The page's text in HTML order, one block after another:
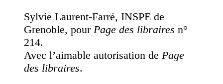
Sylvie Laurent-Farré, INSPE de
Grenoble, pour Page des libraires n°
214.
Avec l’aimable autorisation de Page
des libraires.